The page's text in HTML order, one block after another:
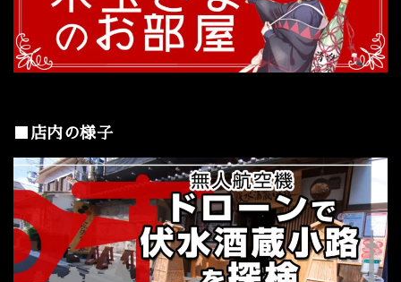
■店内の様子